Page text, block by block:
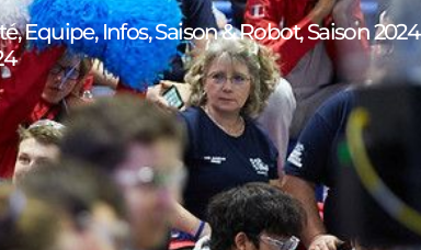
,Equipe,Infos,Saison & Robot,Saison 2024